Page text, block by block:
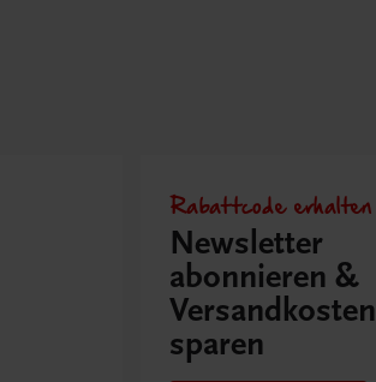
Rabattcode erhalten
Newsletter
abonnieren &
Versandkosten
sparen